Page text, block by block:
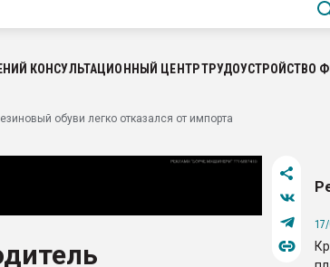
КОНСУЛЬТАЦИОННЫЙ ЦЕНТРТРУДОУСТРОЙСТВО
обуви легко отказался от импорта